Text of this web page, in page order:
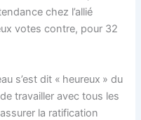
chez l’allié
votes contre, pour 32
s’est dit « heureux » du
travailler avec tous les
la ratification